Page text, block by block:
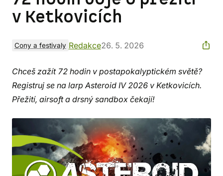
v Ketkovicích
Cony a festivaly Redakce26. 5. 2026
Chceš zažít 72 hodin v postapokalyptickém světě?
Registruj se na larp Asteroid IV 2026 v Ketkovicích.
Přežití, airsoft a drsný sandbox čekají!